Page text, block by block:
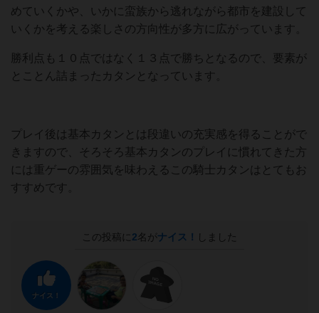
めていくかや、いかに蛮族から逃れながら都市を建設して
いくかを考える楽しさの方向性が多方に広がっています。
勝利点も１０点ではなく１３点で勝ちとなるので、要素が
とことん詰まったカタンとなっています。
プレイ後は基本カタンとは段違いの充実感を得ることがで
きますので、そろそろ基本カタンのプレイに慣れてきた方
には重ゲーの雰囲気を味わえるこの騎士カタンはとてもお
すすめです。
この投稿に 2名がナイス！ しました
ナイス！